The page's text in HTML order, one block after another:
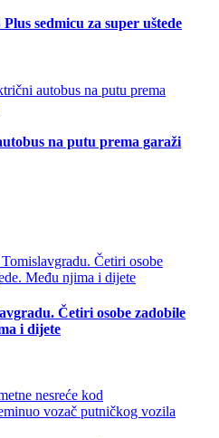
sedmicu za super uštede
na putu prema garaži
Četiri osobe zadobile
i dijete